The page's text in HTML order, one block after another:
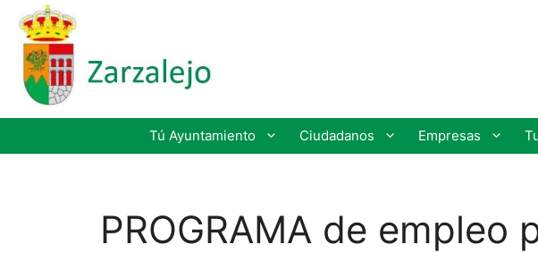
Tú Ayuntamiento Ciudadanos Empresas
PROGRAMA de empleo